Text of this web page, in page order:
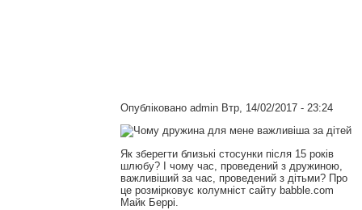
Опубліковано adminВтр, 14/02/2017 - 23:24
Як зберегти близькі стосунки після 15 років
шлюбу? І чому час, проведений з дружиною,
важливіший за час, проведений з дітьми? Про
це розмірковує колумніст сайту babble.com
Майк Беррі.